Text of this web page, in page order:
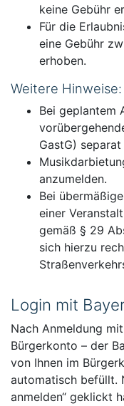
keine Gebühr
Für die
eine Gebühr
erhoben.
Weitere Hinweise:
Bei geplantem
GastG)
anzumelden.
Bei
einer
gemäß § 29
sich hierzu
Login mit
Nach Anmeldung
Bürgerkonto – der
von Ihnen im
automatisch befüllt.
anmelden“ geklickt